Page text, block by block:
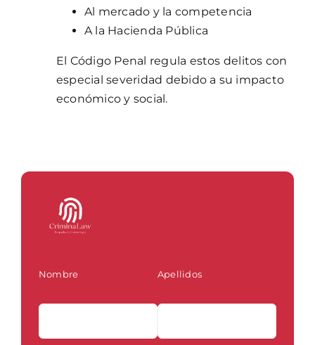
Al mercado y la competencia
A la Hacienda Pública
El Código Penal regula estos delitos con
especial severidad debido a su impacto
económico y social.
Nombre Apellidos